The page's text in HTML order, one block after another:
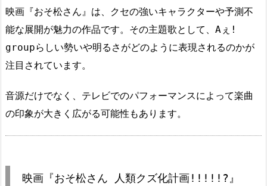
映画『おそ松さん』は、クセの強いキャラクターや予測不
能な展開が魅力の作品です。その主題歌として、Aぇ!
groupらしい勢いや明るさがどのように表現されるのかが
注目されています。
音源だけでなく、テレビでのパフォーマンスによって楽曲
の印象が大きく広がる可能性もあります。
映画『おそ松さん 人類クズ化計画!!!!!?』